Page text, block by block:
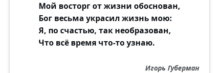
Мой восторг от жизни обоснован,
Бог весьма украсил жизнь мою:
Я, по счастью, так необразован,
Что всё время что-то узнаю.
Игорь Губерман